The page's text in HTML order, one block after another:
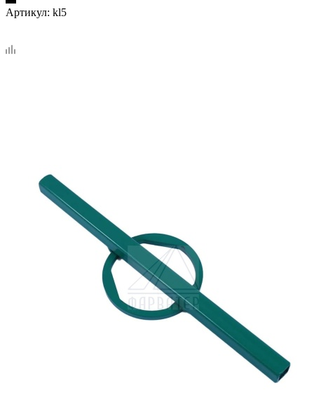
Артикул: kl5